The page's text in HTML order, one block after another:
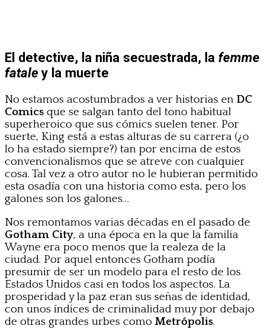
El detective, la niña secuestrada, la femme
fataley la muerte
No estamos acostumbrados a ver historias en DC
Comics que se salgan tanto del tono habitual
superheroico que sus cómics suelen tener. Por
suerte, King está a estas alturas de su carrera (¿o
lo ha estado siempre?) tan por encima de estos
convencionalismos que se atreve con cualquier
cosa. Tal vez a otro autor no le hubieran permitido
esta osadía con una historia como esta, pero los
galones son los galones…
Nos remontamos varias décadas en el pasado de
Gotham City, a una época en la que la familia
Wayne era poco menos que la realeza de la
ciudad. Por aquel entonces Gotham podía
presumir de ser un modelo para el resto de los
Estados Unidos casi en todos los aspectos. La
prosperidad y la paz eran sus señas de identidad,
con unos índices de criminalidad muy por debajo
de otras grandes urbes como Metrópolis.